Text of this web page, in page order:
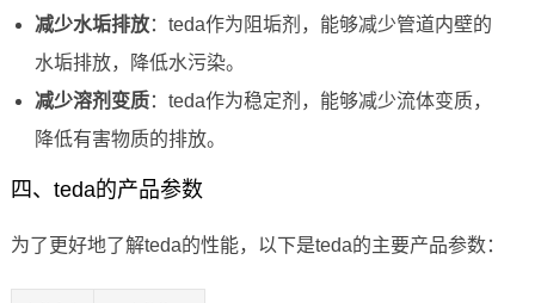
减少水垢排放：teda作为阻垢剂，能够减少管道内壁的
水垢排放，降低水污染。
减少溶剂变质：teda作为稳定剂，能够减少流体变质，
降低有害物质的排放。
四、teda的产品参数
为了更好地了解teda的性能，以下是teda的主要产品参数：